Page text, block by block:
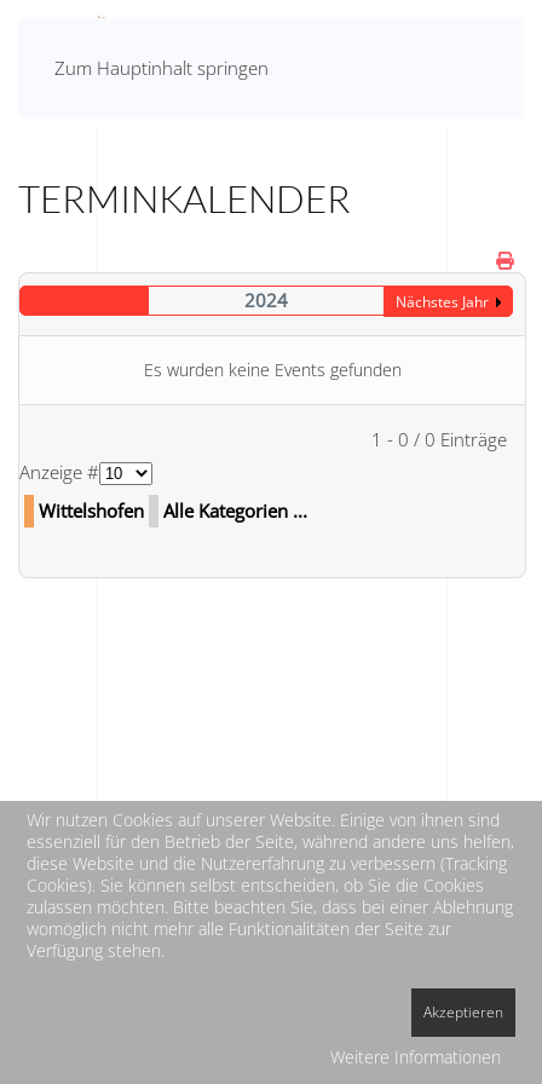
Zum Hauptinhalt springen
TERMINKALENDER
2024 Nächstes Jahr
Es wurden keine Events gefunden
Limite der Paginierungsliste
1 - 0 / 0 Einträge
Anzeige #
Wittelshofen
Alle Kategorien ...
Wir nutzen Cookies auf unserer Website. Einige von ihnen sind
essenziell für den Betrieb der Seite, während andere uns helfen,
diese Website und die Nutzererfahrung zu verbessern (Tracking
Cookies). Sie können selbst entscheiden, ob Sie die Cookies
zulassen möchten. Bitte beachten Sie, dass bei einer Ablehnung
womöglich nicht mehr alle Funktionalitäten der Seite zur
Verfügung stehen.
Akzeptieren
Weitere Informationen